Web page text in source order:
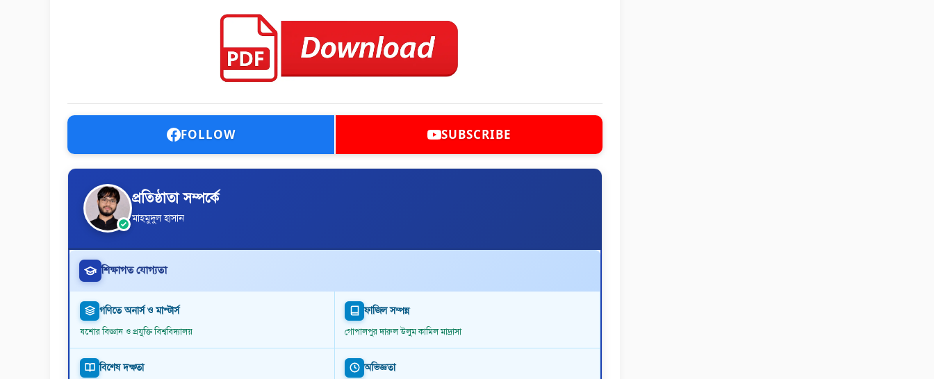
FOLLOW SUBSCRIBE
প্রতিষ্ঠাতা সম্পর্কে
মাহমুদুল হাসান
শিক্ষাগত যোগ্যতা
গণিতে অনার্স ও মাস্টার্স
যশোর বিজ্ঞান ও প্রযুক্তি বিশ্ববিদ্যালয়
ফাজিল সম্পন্ন
গোপালপুর দারুল উলুম কামিল মাদ্রাসা
বিশেষ দক্ষতা অভিজ্ঞতা